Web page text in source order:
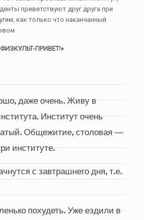
приветствуют друг друга при
как только что наканчанный
ПРИВЕТ!»
даже очень. Живу в
Институт очень
Общежитие, столовая ―
институте.
с завтрашнего дня, т.е.
похудеть. Уже ездили в